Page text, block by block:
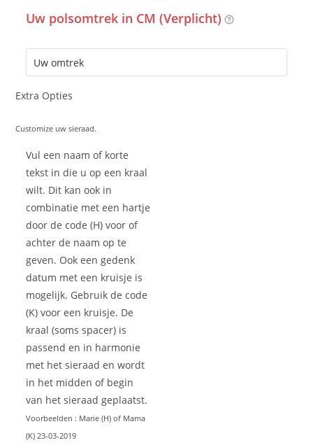
Uw polsomtrek in CM (Verplicht)
Extra Opties
Customize uw sieraad.
Vul een naam of korte
tekst in die u op een kraal
wilt. Dit kan ook in
combinatie met een hartje
door de code (H) voor of
achter de naam op te
geven. Ook een gedenk
datum met een kruisje is
mogelijk. Gebruik de code
(K) voor een kruisje. De
kraal (soms spacer) is
passend en in harmonie
met het sieraad en wordt
in het midden of begin
van het sieraad geplaatst.
Voorbeelden : Marie (H) of Mama
(K) 23-03-2019